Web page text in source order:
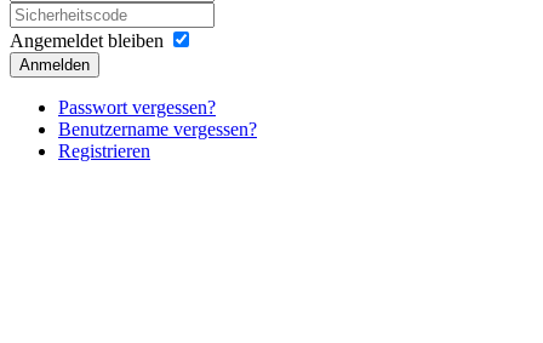
Angemeldet bleiben
Anmelden
Passwort vergessen?
Benutzername vergessen?
Registrieren